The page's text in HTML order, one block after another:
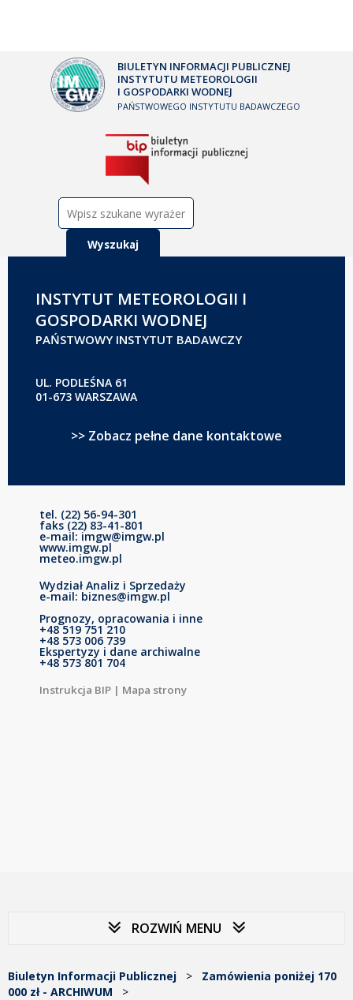
BIULETYN INFORMACJI PUBLICZNEJ
INSTYTUTU METEOROLOGII
I GOSPODARKI WODNEJ
PAŃSTWOWEGO INSTYTUTU BADAWCZEGO
INSTYTUT METEOROLOGII I
GOSPODARKI WODNEJ
PAŃSTWOWY INSTYTUT BADAWCZY
UL. PODLEŚNA 61
01-673 WARSZAWA
>> Zobacz pełne dane kontaktowe
tel. (22) 56-94-301
faks (22) 83-41-801
e-mail: imgw@imgw.pl
www.imgw.pl
meteo.imgw.pl
Wydział Analiz i Sprzedaży
e-mail: biznes@imgw.pl
Prognozy, opracowania i inne
+48 519 751 210
+48 573 006 739
Ekspertyzy i dane archiwalne
+48 573 801 704
Instrukcja BIP | Mapa strony
ROZWIŃ MENU
Biuletyn Informacji Publicznej > Zamówienia poniżej 170
000 zł - ARCHIWUM >